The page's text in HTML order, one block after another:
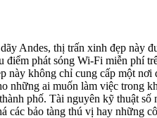
Andes, thị trấn xinh đẹp này
phát sóng Wi-Fi miễn phí
không chỉ cung cấp một
những ai muốn làm việc trong
phố. Tài nguyên kỹ thuật
bảo tàng thú vị hay những